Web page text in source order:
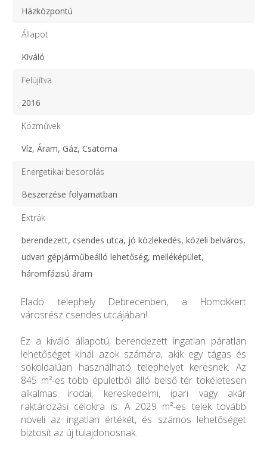
Házközpontú
Állapot
Kiváló
Felújítva
2016
Közművek
Víz, Áram, Gáz, Csatorna
Energetikai besorolás
Beszerzése folyamatban
Extrák
berendezett, csendes utca, jó közlekedés, közeli belváros,
udvari gépjárműbeálló lehetőség, melléképület,
háromfázisú áram
Eladó telephely Debrecenben, a Homokkert
városrész csendes utcájában!
Ez a kiváló állapotú, berendezett ingatlan páratlan
lehetőséget kínál azok számára, akik egy tágas és
sokoldalúan használható telephelyet keresnek. Az
845 m²-es több épületből álló belső tér tökéletesen
alkalmas irodai, kereskedelmi, ipari vagy akár
raktározási célokra is. A 2029 m²-es telek tovább
növeli az ingatlan értékét, és számos lehetőséget
biztosít az új tulajdonosnak.